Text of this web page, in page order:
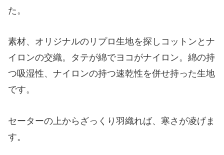
た。
素材、オリジナルのリプロ生地を探しコットンとナ
イロンの交織。タテが綿でヨコがナイロン。綿の持
つ吸湿性、ナイロンの持つ速乾性を併せ持った生地
です。
セーターの上からざっくり羽織れば、寒さが凌げま
す。